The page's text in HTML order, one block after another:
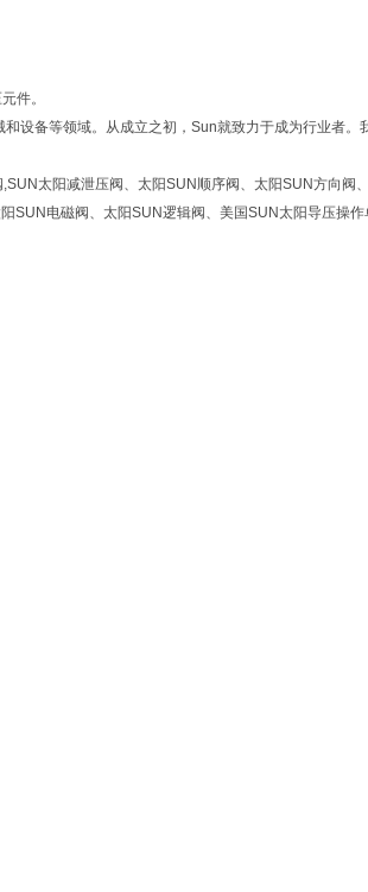
件。
设备等领域。从成立之初，Sun就致力于成为行业者。
太阳减泄压阀、太阳SUN顺序阀、太阳SUN方向阀
SUN电磁阀、太阳SUN逻辑阀、美国SUN太阳导压操作